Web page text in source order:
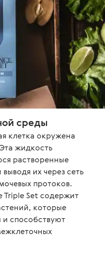
среды
клетка окружена
жидкость
растворенные
их через сеть
протоков.
Triple Set содержит
которые
и способствуют